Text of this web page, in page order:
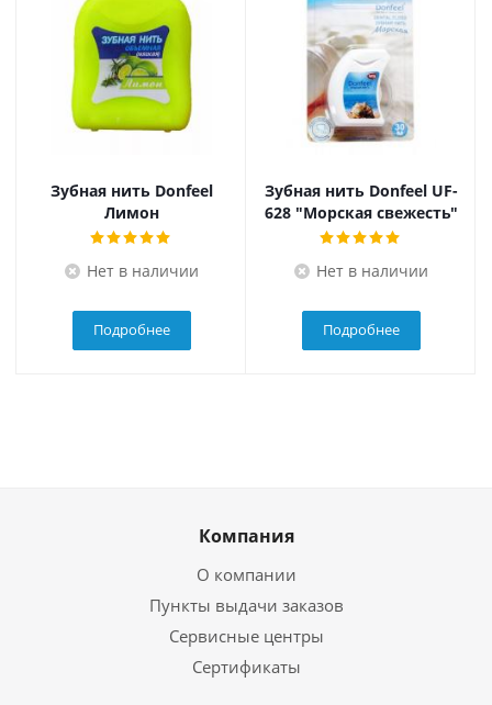
Зубная нить Donfeel
Лимон
Нет в наличии
Подробнее
Зубная нить Donfeel UF-
628 "Морская свежесть"
Нет в наличии
Подробнее
Компания
О компании
Пункты выдачи заказов
Сервисные центры
Сертификаты